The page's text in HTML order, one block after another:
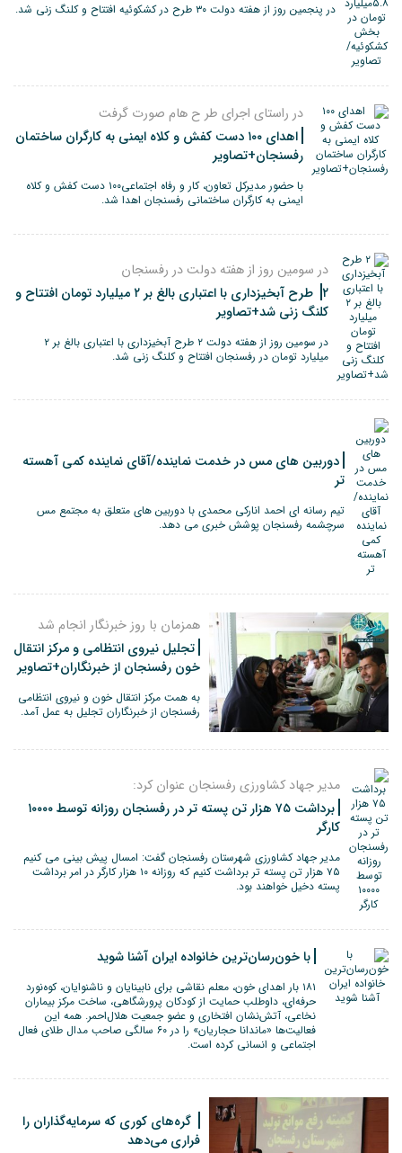
در پنجمین روز از هفته دولت ۳۰ طرح در کشکوئیه افتتاح و کلنگ زنی شد.
در راستای اجرای طر ح هام صورت گرفت
اهدای ۱۰۰ دست کفش و کلاه ایمنی به کارگران ساختمان
رفسنجان+تصاویر
با حضور مدیرکل تعاون، کار و رفاه اجتماعی۱۰۰ دست کفش و کلاه
ایمنی به کارگران ساختمانی رفسنجان اهدا شد.
در سومین روز از هفته دولت در رفسنجان
۲ طرح آبخیزداری با اعتباری بالغ بر ۲ میلیارد تومان افتتاح و
کلنگ زنی شد+تصاویر
در سومین روز از هفته دولت ۲ طرح آبخیزداری با اعتباری بالغ بر ۲
میلیارد تومان در رفسنجان افتتاح و کلنگ زنی شد.
دوربین های مس در خدمت نماینده/آقای نماینده کمی آهسته
تر
تیم رسانه ای احمد انارکی محمدی با دوربین های متعلق به مجتمع مس
سرچشمه رفسنجان پوشش خبری می دهد.
همزمان با روز خبرنگار انجام شد
تجلیل نیروی انتظامی و مرکز انتقال
خون رفسنجان از خبرنگاران+تصاویر
به همت مرکز انتقال خون و نیروی انتظامی
رفسنجان از خبرنگاران تجلیل به عمل آمد.
مدیر جهاد کشاورزی رفسنجان عنوان کرد:
برداشت ۷۵ هزار تن پسته تر در رفسنجان روزانه توسط ۱۰۰۰۰
کارگر
مدیر جهاد کشاورزی شهرستان رفسنجان گفت: امسال پیش بینی می کنیم
۷۵ هزار تن پسته تر برداشت کنیم که روزانه ۱۰ هزار کارگر در امر برداشت
پسته دخیل خواهند بود.
با خون‌رسان‌ترین خانواده ایران آشنا شوید
۱۸۱ بار اهدای خون، معلم نقاشی برای نابینایان و ناشنوایان، کوه‌نورد
حرفه‌ای، داوطلب حمایت از کودکان پرورشگاهی، ساخت مرکز بیماران
نخاعی، آتش‌نشان افتخاری و عضو جمعیت هلال‌احمر. همه این
فعالیت‌ها «ماندانا حجاریان» را در ۶۰ سالگی صاحب مدال طلای فعال
اجتماعی و انسانی کرده است.
گره‌های کوری که سرمایه‌گذاران را
فراری می‌دهد